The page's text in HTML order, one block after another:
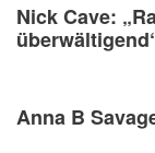
Nick Cave:
Anna B